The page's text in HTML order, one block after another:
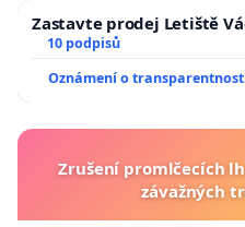
Zastavte prodej Letiště
10 podpisů
Oznámení o
Zrušení promlčecích
závažných